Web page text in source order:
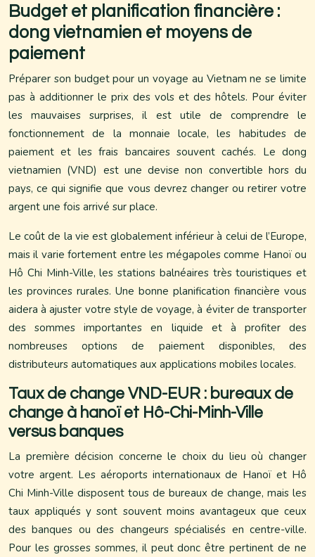
Budget et planification financière :
dong vietnamien et moyens de
paiement
Préparer son budget pour un voyage au Vietnam ne se limite
pas à additionner le prix des vols et des hôtels. Pour éviter
les mauvaises surprises, il est utile de comprendre le
fonctionnement de la monnaie locale, les habitudes de
paiement et les frais bancaires souvent cachés. Le dong
vietnamien (VND) est une devise non convertible hors du
pays, ce qui signifie que vous devrez changer ou retirer votre
argent une fois arrivé sur place.
Le coût de la vie est globalement inférieur à celui de l’Europe,
mais il varie fortement entre les mégapoles comme Hanoï ou
Hô Chi Minh-Ville, les stations balnéaires très touristiques et
les provinces rurales. Une bonne planification financière vous
aidera à ajuster votre style de voyage, à éviter de transporter
des sommes importantes en liquide et à profiter des
nombreuses options de paiement disponibles, des
distributeurs automatiques aux applications mobiles locales.
Taux de change VND-EUR : bureaux de
change à hanoï et Hô-Chi-Minh-Ville
versus banques
La première décision concerne le choix du lieu où changer
votre argent. Les aéroports internationaux de Hanoï et Hô
Chi Minh-Ville disposent tous de bureaux de change, mais les
taux appliqués y sont souvent moins avantageux que ceux
des banques ou des changeurs spécialisés en centre-ville.
Pour les grosses sommes, il peut donc être pertinent de ne